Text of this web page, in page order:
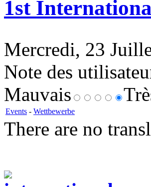
1st
Mercredi, 23
Note des
Mauvais
Events - Wettbewerbe
There are no